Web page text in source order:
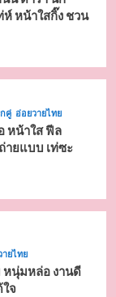
หน้าใสกิ๊ง ชวน
คู่ อ่อยวายไทย
หน้าใส ฟีล
ายแบบ เท่ซะ
ายไทย
นุ่มหล่อ งานดี
จ